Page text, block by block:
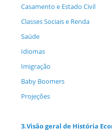
Casamento e Estado Civil
Classes Sociais e Renda
Saúde
Idiomas
Imigração
Baby Boomers
Projeções
3.Visão geral de História